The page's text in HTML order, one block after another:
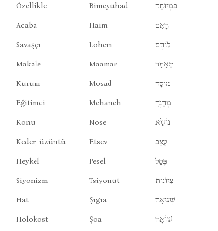
Özellikle Bimeyuhad בִּמְיוּחָד
Acaba Haim הָאִם
Savaşçı Lohem לוֹחֶם
Makale Maamar מָאָמָר
Kurum Mosad מוֹסָד
Eğitimci Mehaneh מְחָנֶך
Konu Nose נוֹשֶֹא
Keder, üzüntü Etsev עֶצֶב
Heykel Pesel פֶּסֶל
Siyonizm Tsiyonut צִיוֹנוּת
Hat Şıgia שְׁגִיאָה
Holokost Şoa שׁוֹאָה